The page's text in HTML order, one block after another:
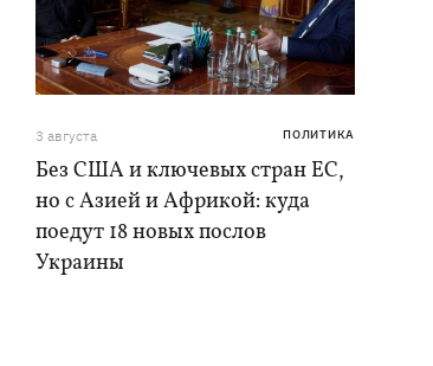
3 августа ПОЛИТИКА
Без США и ключевых стран ЕС,
но с Азией и Африкой: куда
поедут 18 новых послов
Украины